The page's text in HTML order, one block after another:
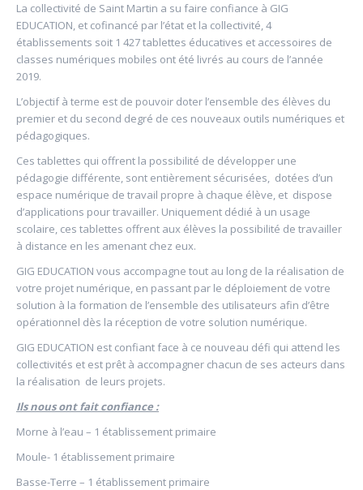
La collectivité de Saint Martin a su faire confiance à GIG
EDUCATION, et cofinancé par l’état et la collectivité, 4
établissements soit 1 427 tablettes éducatives et accessoires de
classes numériques mobiles ont été livrés au cours de l’année
2019.
L’objectif à terme est de pouvoir doter l’ensemble des élèves du
premier et du second degré de ces nouveaux outils numériques et
pédagogiques.
Ces tablettes qui offrent la possibilité de développer une
pédagogie différente, sont entièrement sécurisées, dotées d’un
espace numérique de travail propre à chaque élève, et dispose
d’applications pour travailler. Uniquement dédié à un usage
scolaire, ces tablettes offrent aux élèves la possibilité de travailler
à distance en les amenant chez eux.
GIG EDUCATION vous accompagne tout au long de la réalisation de
votre projet numérique, en passant par le déploiement de votre
solution à la formation de l’ensemble des utilisateurs afin d’être
opérationnel dès la réception de votre solution numérique.
GIG EDUCATION est confiant face à ce nouveau défi qui attend les
collectivités et est prêt à accompagner chacun de ses acteurs dans
la réalisation de leurs projets.
Ils nous ont fait confiance :
Morne à l’eau – 1 établissement primaire
Moule- 1 établissement primaire
Basse-Terre – 1 établissement primaire